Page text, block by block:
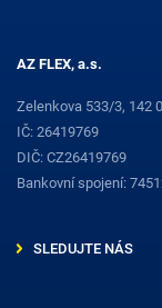
AZ FLEX, a.s.
Zelenkova 533/3, 142
IČ: 26419769
DIČ: CZ26419769
Bankovní spojení:
SLEDUJTE NÁS